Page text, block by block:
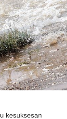
kesuksesan